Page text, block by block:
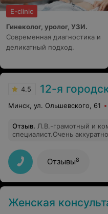
E-clinic
Гинеколог, уролог, УЗИ.
Современная диагностика и
деликатный подход.
4.5 12-я
Минск, ул. Ольшевского, 61
Отзыв. Л.В.-грамотный и
специалист.Очень
по гинекологии предельно
корректно.Побольше бы
пациентам врачей!
Отзывы8
Женская